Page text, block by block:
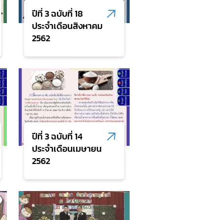
ปีที่ 3 ฉบับที่ 18
ประจำเดือนสิงหาคม
2562
ปีที่ 3 ฉบับที่ 14
ประจำเดือนเมษายน
2562